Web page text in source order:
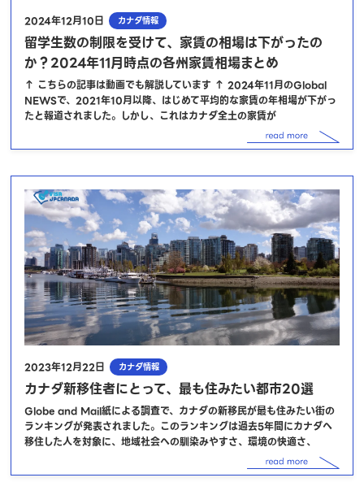
2024年12月10日 カナダ情報
留学生数の制限を受けて、家賃の相場は下がったの
か？2024年11月時点の各州家賃相場まとめ
↑ こちらの記事は動画でも解説しています ↑ 2024年11月のGlobal
NEWSで、2021年10月以降、はじめて平均的な家賃の年相場が下がっ
たと報道されました。しかし、これはカナダ全土の家賃が
2023年12月22日 カナダ情報
カナダ新移住者にとって、最も住みたい都市20選
Globe and Mail紙による調査で、カナダの新移民が最も住みたい街の
ランキングが発表されました。このランキングは過去5年間にカナダへ
移住した人を対象に、地域社会への馴染みやすさ、環境の快適さ、